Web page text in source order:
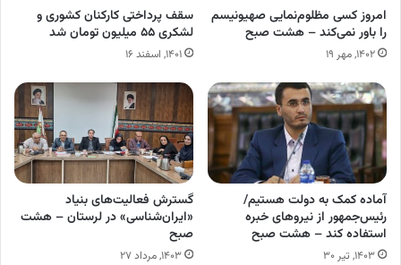
امروز کسی مظلوم‌نمایی صهیونیسم
را باور نمی‌کند – هشت صبح
۱۴۰۲, مهر ۱۹
سقف پرداختی کارکنان کشوری و
لشکری ۵۵ میلیون تومان شد
۱۴۰۱, اسفند ۱۶
آماده کمک به دولت هستیم/
رئیس‌جمهور از نیروهای خبره
استفاده کند – هشت صبح
۱۴۰۳, تیر ۳۰
گسترش فعالیت‌های بنیاد
«ایران‌شناسی» در لرستان – هشت
صبح
۱۴۰۳, مرداد ۲۷